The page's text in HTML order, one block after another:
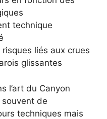
technique
liés aux crues
glissantes
l’art du Canyon
souvent de
techniques mais